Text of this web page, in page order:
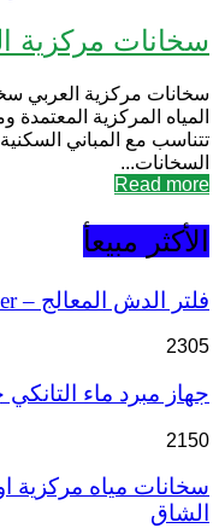
سخانات مركزية
سخانات مركزية العربي
المياه المركزية
تتناسب مع المباني
السخانات...
Read more
الأكثر مبيعأ
فلتر الدش المعالج – Waters Therapy Shower
2305
جهاز مبرد ماء
2150
سخانات مياه مركزية
الشاق